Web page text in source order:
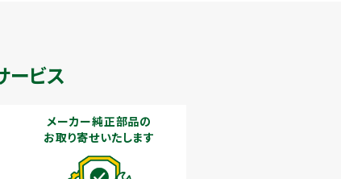
ービス
メーカー純正部品の
お取り寄せいたします